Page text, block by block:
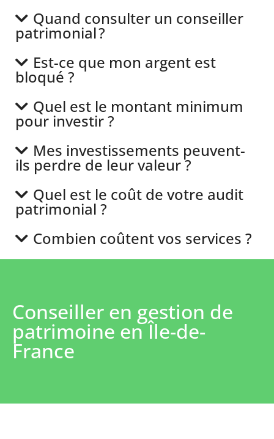
Quand consulter un conseiller
patrimonial ?
Est-ce que mon argent est
bloqué ?
Quel est le montant minimum
pour investir ?
Mes investissements peuvent-
ils perdre de leur valeur ?
Quel est le coût de votre audit
patrimonial ?
Combien coûtent vos services ?
Conseiller en gestion de
patrimoine en Île-de-
France